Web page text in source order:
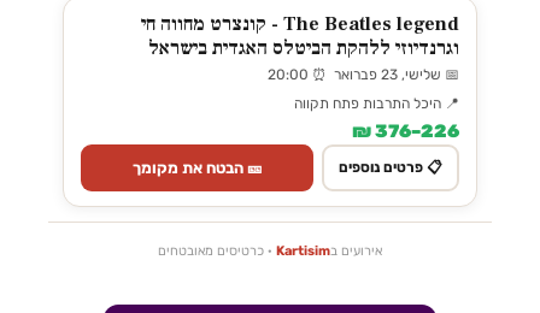
The Beatles legend - קונצרט מחווה חי
וגרנדיוזי ללהקת הביטלס האגדית בישראל
📅 שלישי, 23 פברואר ⏰ 20:00
📍 היכל התרבות פתח תקווה
226–376 ₪
📋 פרטים נוספים 🎫 הבטח את מקומך
אירועים בKartisim · כרטיסים מאובטחים